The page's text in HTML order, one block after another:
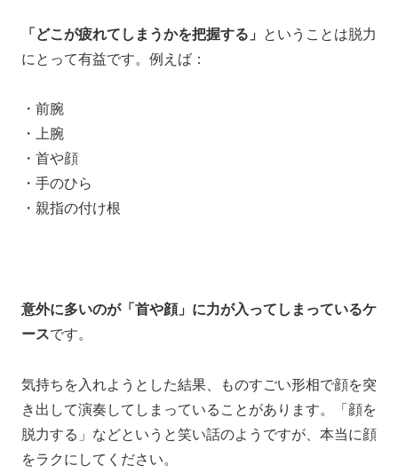
「どこが疲れてしまうかを把握する」
ということは脱力
にとって有益です。 例えば：
・前腕
・上腕
・首や顔
・手のひら
・親指の付け根
意外に多いのが「首や顔」に力が入ってしまっているケ
ースです。
気持ちを入れようとした結果、 ものすごい形相で顔を突
き出して演奏してしまっていることがあります。
「顔を
脱力する」などというと笑い話のようですが、本当に顔
をラクにしてください。